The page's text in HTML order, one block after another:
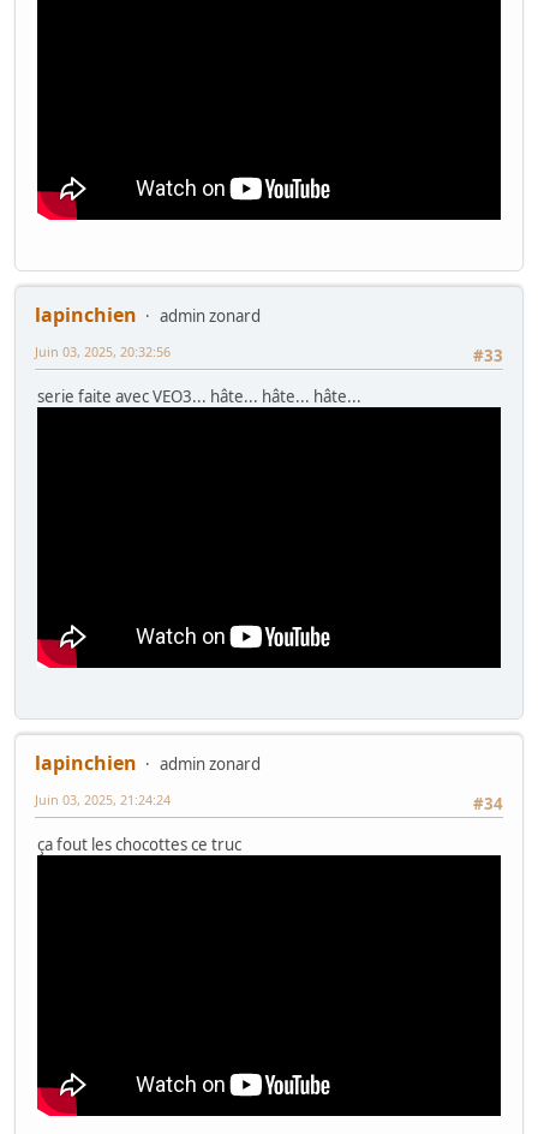
lapinchien
admin zonard
#33
Juin 03, 2025, 20:32:56
serie faite avec VEO3... hâte... hâte... hâte...
lapinchien
admin zonard
#34
Juin 03, 2025, 21:24:24
ça fout les chocottes ce truc